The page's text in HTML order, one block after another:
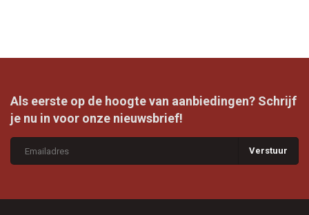
Als eerste op de hoogte van aanbiedingen? Schrijf
je nu in voor onze nieuwsbrief!
Verstuur